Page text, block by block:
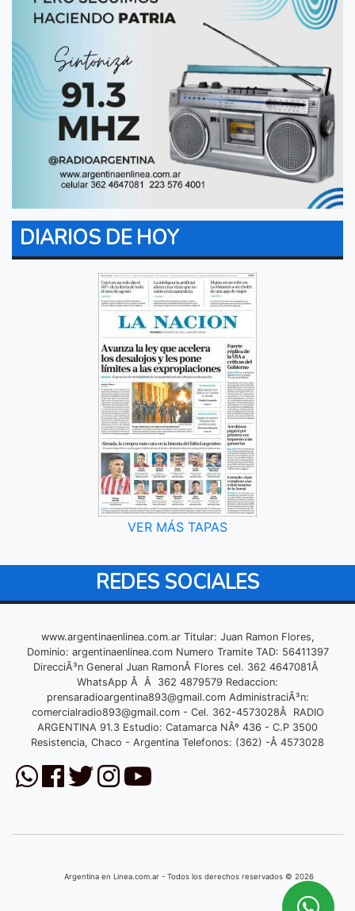
DIARIOS DE HOY
VER MÁS TAPAS
REDES SOCIALES
www.argentinaenlinea.com.ar Titular: Juan Ramon Flores,
Dominio: argentinaenlinea.com Numero Tramite TAD: 56411397
DirecciÃ³n General Juan RamonÂ Flores cel. 362 4647081Â
WhatsApp Â Â 362 4879579 Redaccion:
prensaradioargentina893@gmail.comAdministraciÃ³n:
comercialradio893@gmail.com- Cel. 362-4573028Â RADIO
ARGENTINA 91.3 Estudio: Catamarca NÂº 436 - C.P 3500
Resistencia, Chaco - Argentina Telefonos: (362) -Â 4573028
Argentina en Linea.com.ar - Todos los derechos reservados © 2026